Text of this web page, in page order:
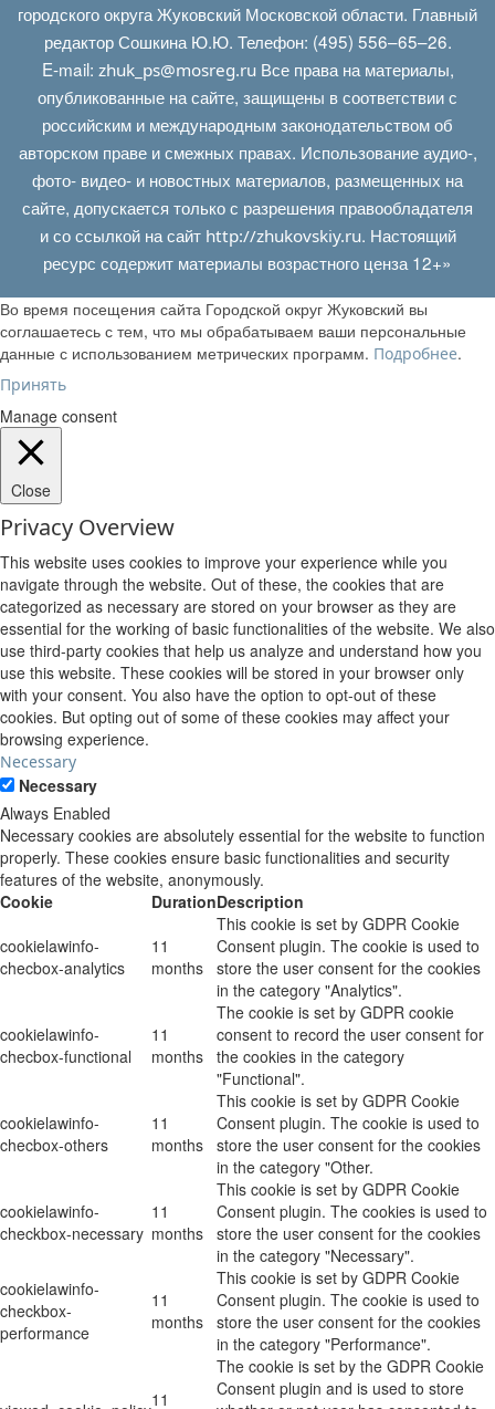
городского округа Жуковский Московской области. Главный
редактор Сошкина Ю.Ю. Телефон: (495) 556–65–26.
E‑mail: zhuk_ps@mosreg.ruВсе права на материалы,
опубликованные на сайте, защищены в соответствии с
российским и международным законодательством об
авторском праве и смежных правах. Использование аудио-,
фото- видео- и новостных материалов, размещенных на
сайте, допускается только с разрешения правообладателя
и со ссылкой на сайт http://zhukovskiy.ru. Настоящий
ресурс содержит материалы возрастного ценза 12+»
Во время посещения сайта Городской округ Жуковский вы
соглашаетесь с тем, что мы обрабатываем ваши персональные
данные с использованием метрических программ. Подробнее.
Принять
Manage consent
Close
Privacy Overview
This website uses cookies to improve your experience while you
navigate through the website. Out of these, the cookies that are
categorized as necessary are stored on your browser as they are
essential for the working of basic functionalities of the website. We also
use third-party cookies that help us analyze and understand how you
use this website. These cookies will be stored in your browser only
with your consent. You also have the option to opt-out of these
cookies. But opting out of some of these cookies may affect your
browsing experience.
Necessary
Necessary
Always Enabled
Necessary cookies are absolutely essential for the website to function
properly. These cookies ensure basic functionalities and security
features of the website, anonymously.
Cookie
DurationDescription
cookielawinfo-
checbox-analytics
11
months
This cookie is set by GDPR Cookie
Consent plugin. The cookie is used to
store the user consent for the cookies
in the category "Analytics".
cookielawinfo-
checbox-functional
11
months
The cookie is set by GDPR cookie
consent to record the user consent for
the cookies in the category
"Functional".
cookielawinfo-
checbox-others
11
months
This cookie is set by GDPR Cookie
Consent plugin. The cookie is used to
store the user consent for the cookies
in the category "Other.
cookielawinfo-
checkbox-necessary
11
months
This cookie is set by GDPR Cookie
Consent plugin. The cookies is used to
store the user consent for the cookies
in the category "Necessary".
cookielawinfo-
checkbox-
performance
11
months
This cookie is set by GDPR Cookie
Consent plugin. The cookie is used to
store the user consent for the cookies
in the category "Performance".
11
The cookie is set by the GDPR Cookie
Consent plugin and is used to store